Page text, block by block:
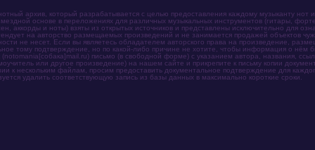
архив, который разрабатывается с целью предоставления каждому музыканту нот
основе в переложениях для различных музыкальных инструментов (гитары,
аккорды и ноты) взяты из открытых источников и представлены исключительно для
на авторство размещаемых произведений и не занимается продажей объектов
не несет. Если вы являетесь обладателем авторского права на произведение,
тому подтверждение, но по какой-либо причине не хотите, чтобы информация о нём
письмо (в свободной форме) с указанием автора, названия,
или другое произведение) на нашем сайте и прикрепите к письму копии
к нескольким файлам, просим предоставить документальное подтверждение для
удалить соответствующую запись из базы данных в максимально короткие сроки.